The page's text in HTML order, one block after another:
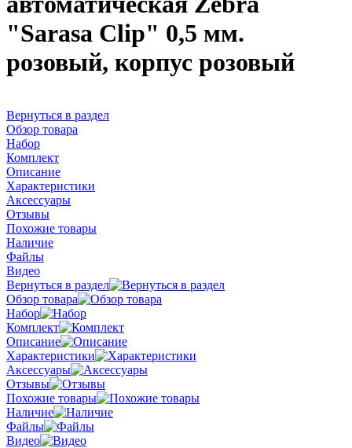
"Sarasa Clip" 0,5 мм.
розовый, корпус розовый
Вернуться в раздел
Обзор товара
Набор
Комплект
Описание
Характеристики
Аксессуары
Отзывы
Похожие товары
Наличие
Файлы
Видео
Вернуться в раздел
Обзор товара
Набор
Комплект
Описание
Характеристики
Аксессуары
Отзывы
Похожие товары
Наличие
Файлы
Видео